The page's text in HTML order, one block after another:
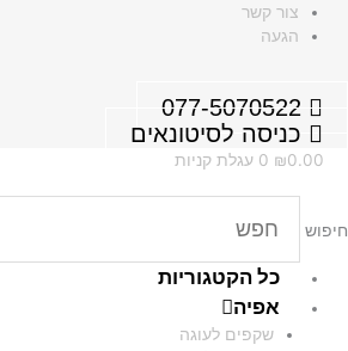
צור קשר
הגעה
077-5070522
כניסה לסיטונאים
₪0.00
0 עגלת קניות
כל הקטגוריות
אפיה
שקפים לעוגה